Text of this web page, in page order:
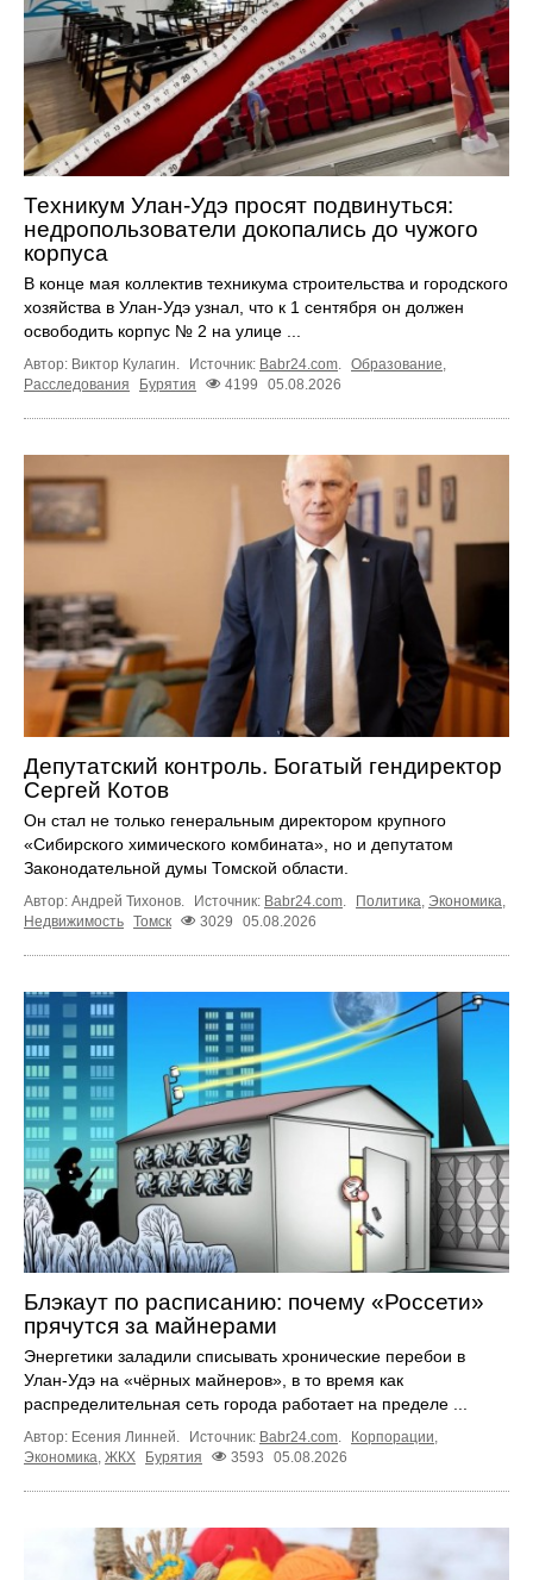
Техникум Улан-Удэ просят подвинуться:
недропользователи докопались до чужого
корпуса
В конце мая коллектив техникума строительства и городского
хозяйства в Улан-Удэ узнал, что к 1 сентября он должен
освободить корпус № 2 на улице ...
Автор: Виктор Кулагин. Источник: Babr24.com Образование
Расследования
Бурятия 4199 05.08.2026
Депутатский контроль. Богатый гендиректор
Сергей Котов
Он стал не только генеральным директором крупного
«Сибирского химического комбината», но и депутатом
Законодательной думы Томской области.
Автор: Андрей Тихонов. Источник: Babr24.com Политика Экономика
Недвижимость Томск 3029 05.08.2026
Блэкаут по расписанию: почему «Россети»
прячутся за майнерами
Энергетики заладили списывать хронические перебои в
Улан-Удэ на «чёрных майнеров», в то время как
распределительная сеть города работает на пределе ...
Автор: Есения Линней. Источник: Babr24.com. Корпорации,
Экономика, ЖКХ Бурятия 3593 05.08.2026